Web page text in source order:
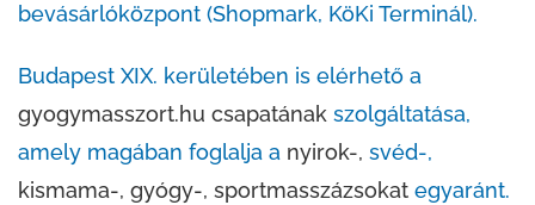
bevásárlóközpont (Shopmark, KöKi Terminál).
Budapest XIX. kerületében is elérhető a
gyogymasszort.hu csapatának szolgáltatása,
amely magában foglalja a nyirok-, svéd-,
kismama-, gyógy-, sportmasszázsokat egyaránt.